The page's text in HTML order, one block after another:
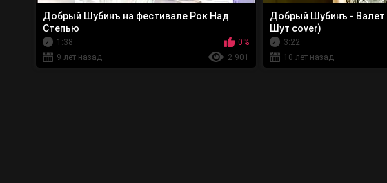
Добрый Шубинъ на фестивале Рок Над
Степью
1:38
0%
9 лет назад
2 901
Добрый Шубинъ -
Шут cover)
3:22
10 лет назад